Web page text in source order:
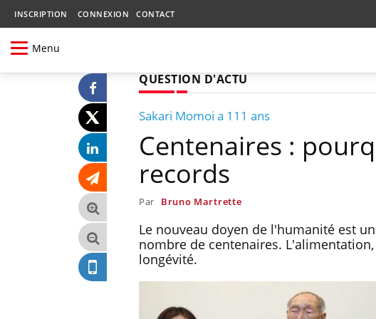
INSCRIPTION CONNEXION CONTACT
Menu
QUESTION D'ACTU
Sakari Momoi a 111 ans
Centenaires :
records
Par Bruno Martrette
Le nouveau doyen de l'humanité est
nombre de centenaires.
longévité.